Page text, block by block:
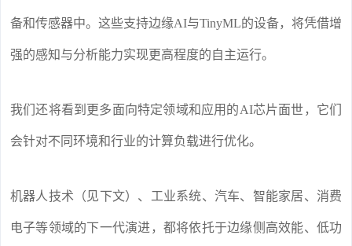
备和传感器中。这些支持边缘AI与TinyML的设备，将凭借增
强的感知与分析能力实现更高程度的自主运行。
我们还将看到更多面向特定领域和应用的AI芯片面世，它们
会针对不同环境和行业的计算负载进行优化。
机器人技术（见下文）、工业系统、汽车、智能家居、消费
电子等领域的下一代演进，都将依托于边缘侧高效能、低功